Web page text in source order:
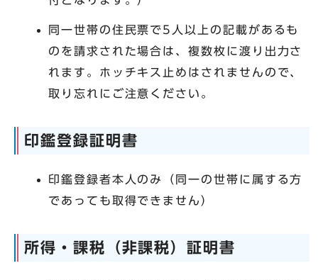
同一世帯の住民票で5人以上の記載があるも
のを請求された場合は、複数枚に渡り出力さ
れます。ホッチキス止めはされませんので、
取り忘れにご注意ください。
印鑑登録証明書
印鑑登録者本人のみ（同一の世帯に属する方
であっても取得できません）
所得・課税（非課税）証明書